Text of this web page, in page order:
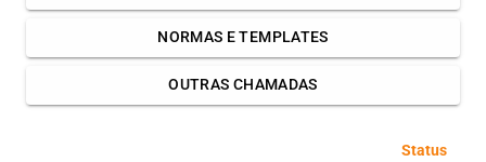
NORMAS E TEMPLATES
OUTRAS CHAMADAS
Status